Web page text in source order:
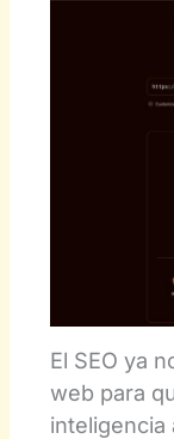
El SEO ya
web para
inteligencia